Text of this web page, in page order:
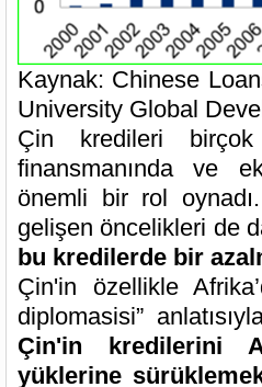
Kaynak: Chinese
University Global
Çin kredileri
finansmanında ve
önemli bir rol
gelişen öncelikleri de
bu kredilerde bir
Çin'in özellikle
diplomasisi”
Çin'in kredilerini
yüklerine